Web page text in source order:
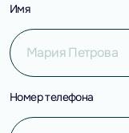
Имя
Номер телефона